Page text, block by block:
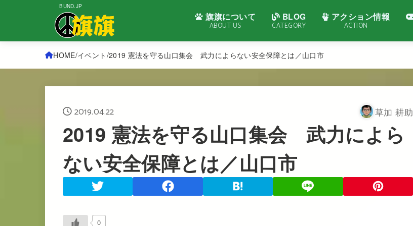
BUND.JP
旗旗について
ABOUT US
BLOG
CATEGORY
アクション情報
ACTION
HOME イベント 2019 憲法を守る山口集会 武力によらない安全保障とは／山口市
2019.04.22 草加 耕助
2019 憲法を守る山口集会 武力によら
ない安全保障とは／山口市
0